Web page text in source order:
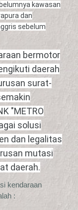
kawasan
dan
sebelum
bermotor
daerah
surat-
"METRO
solusi
dan legalitas
mutasi
daerah.
kendaraan
: